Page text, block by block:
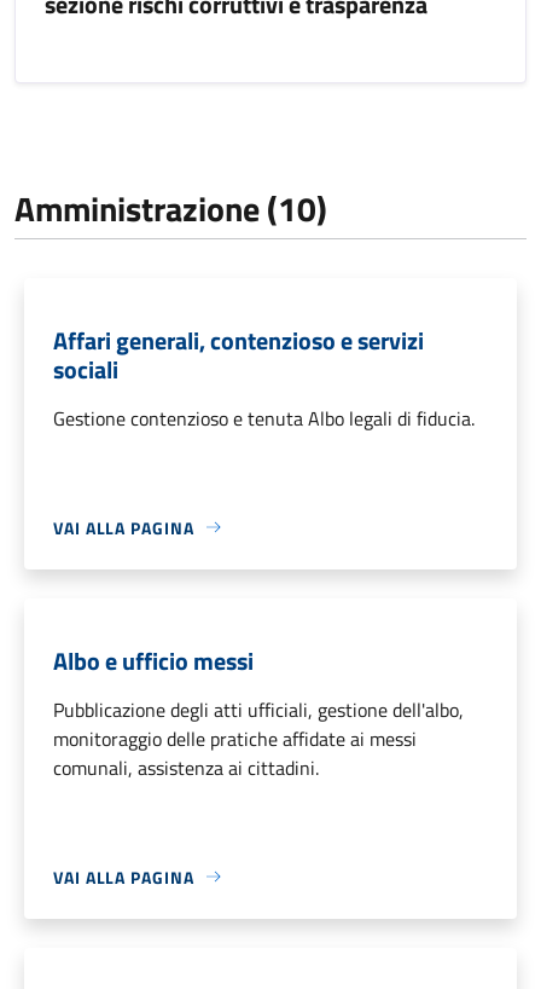
Amministrazione (10)
Affari generali, contenzioso e servizi
sociali
Gestione contenzioso e tenuta Albo legali di fiducia.
VAI ALLA PAGINA
Albo e ufficio messi
Pubblicazione degli atti ufficiali, gestione dell'albo,
monitoraggio delle pratiche affidate ai messi
comunali, assistenza ai cittadini.
VAI ALLA PAGINA